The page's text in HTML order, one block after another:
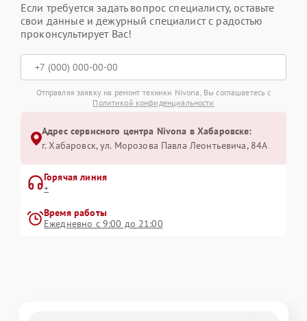
Если требуется задать вопрос специалисту, оставьте
свои данные и дежурный специалист с радостью
проконсультирует Вас!
Отправляя заявку на ремонт техники Nivona, Вы соглашаетесь с
Политикой конфиденциальности
Адрес сервисного центра Nivona в Хабаровске:
г. Хабаровск, ул. Морозова Павла Леонтьевича, 84А
Горячая линия
+
Время работы
Ежедневно с 9:00 до 21:00